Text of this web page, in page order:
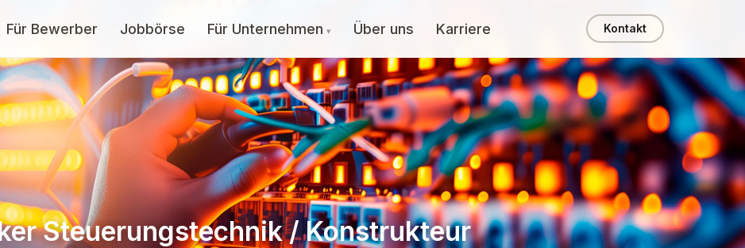
Für Bewerber Jobbörse Für Unternehmen Über uns Karriere Kontakt
Steuerungstechnik / Konstrukteur